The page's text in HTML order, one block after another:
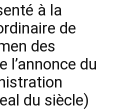
à la
de
des
l’annonce du
du siècle)